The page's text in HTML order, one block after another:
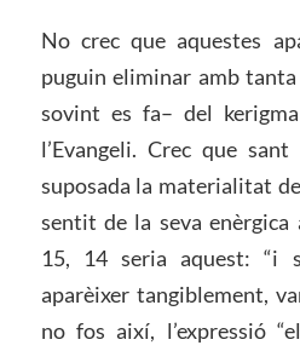
No crec que aquestes
puguin eliminar amb
sovint es fa– del
l’Evangeli. Crec que
suposada la materialitat
sentit de la seva
15, 14 seria aquest: “i
aparèixer tangiblement,
no fos així, l’expressió